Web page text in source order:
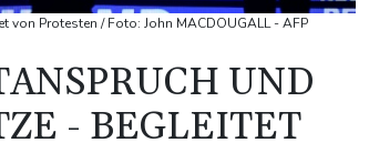
Protesten / Foto: John MACDOUGALL - AFP
UND
- BEGLEITET